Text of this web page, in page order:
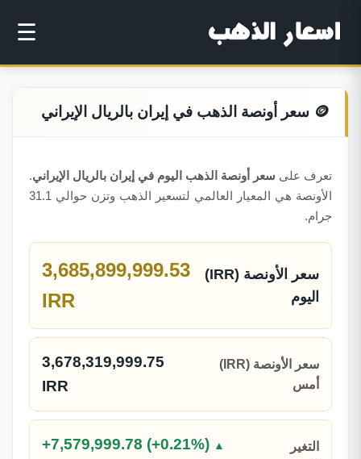
☰
🪙 سعر أونصة الذهب في إيران بالريال الإيراني
تعرف على سعر أونصة الذهب اليوم في إيران بالريال الإيراني.
الأونصة هي المعيار العالمي لتسعير الذهب وتزن حوالي 31.1
جرام.
سعر الأونصة (IRR)
اليوم
3,685,899,999.53
IRR
سعر الأونصة (IRR)
أمس
3,678,319,999.75
IRR
التغير
+7,579,999.78 (+0.21%) ▲